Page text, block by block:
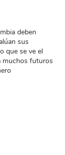
deben
sus
que se ve el
muchos futuros